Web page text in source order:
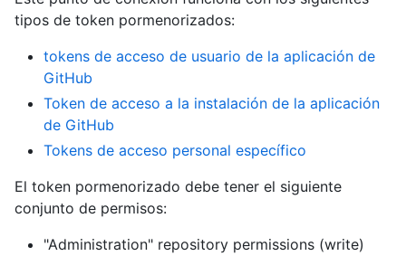
tipos de token pormenorizados:
tokens de acceso de usuario de la aplicación de
GitHub
Token de acceso a la instalación de la aplicación
de GitHub
Tokens de acceso personal específico
El token pormenorizado debe tener el siguiente
conjunto de permisos:
"Administration" repository permissions (write)